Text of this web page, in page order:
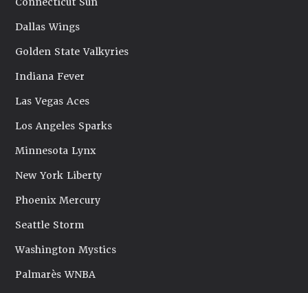
Dallas Wings
Golden State Valkyries
Indiana Fever
Las Vegas Aces
Los Angeles Sparks
Minnesota Lynx
New York Liberty
Phoenix Mercury
Seattle Storm
Washington Mystics
Palmarès WNBA